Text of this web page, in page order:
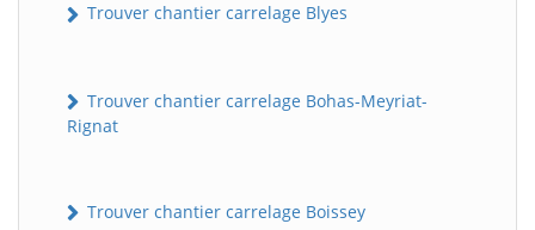
Trouver chantier carrelage Blyes
Trouver chantier carrelage Bohas-Meyriat-
Rignat
Trouver chantier carrelage Boissey